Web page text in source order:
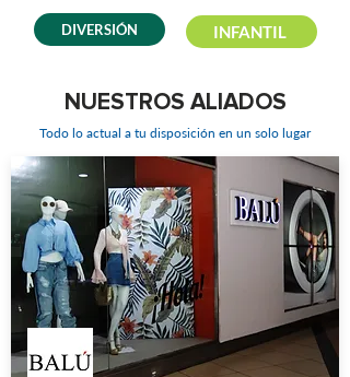
NUESTROS ALIADOS
Todo lo actual a tu disposición en un solo lugar
DIVERSIÓN INFANTIL